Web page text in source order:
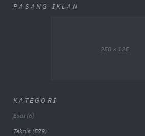
PASANG IKLAN
250 × 125
KATEGORI
Esai 6
Teknis 579